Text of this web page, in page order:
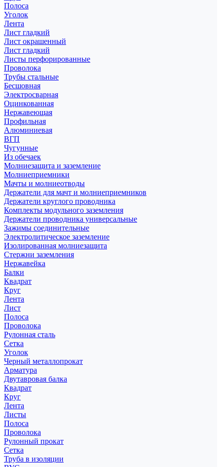
Полоса
Уголок
Лента
Лист гладкий
Лист окрашенный
Лист гладкий
Листы перфорированные
Проволока
Трубы стальные
Бесшовная
Электросварная
Оцинкованная
Нержавеющая
Профильная
Алюминиевая
ВГП
Чугунные
Из обечаек
Молниезащита и заземление
Молниеприемники
Мачты и молниеотводы
Держатели для мачт и молниеприемников
Держатели круглого проводника
Комплекты модульного заземления
Держатели проводника универсальные
Зажимы соединительные
Электролитическое заземление
Изолированная молниезащита
Стержни заземления
Нержавейка
Балки
Квадрат
Круг
Лента
Лист
Полоса
Проволока
Рулонная сталь
Сетка
Уголок
Черный металлопрокат
Арматура
Двутавровая балка
Квадрат
Круг
Лента
Листы
Полоса
Проволока
Рулонный прокат
Сетка
Труба в изоляции